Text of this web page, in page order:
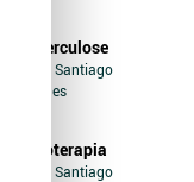
Tuberculose
Jairo Santiago
Novaes
Soroterapia
Jairo Santiago